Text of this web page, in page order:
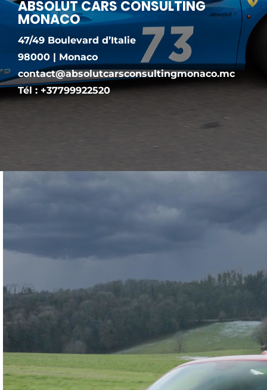
ABSOLUT CARS CONSULTING
MONACO
47/49 Boulevard d’Italie
98000 | Monaco
contact@absolutcarsconsultingmonaco.mc
Tél : +37799922520